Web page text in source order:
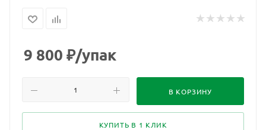
9 800 ₽/упак
В КОРЗИНУ
КУПИТЬ В 1 КЛИК